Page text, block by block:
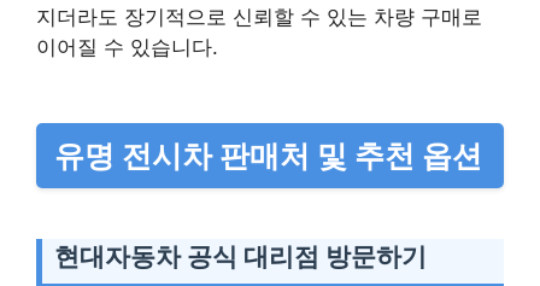
지더라도 장기적으로 신뢰할 수 있는 차량 구매로
이어질 수 있습니다.
유명 전시차 판매처 및 추천 옵션
현대자동차 공식 대리점 방문하기